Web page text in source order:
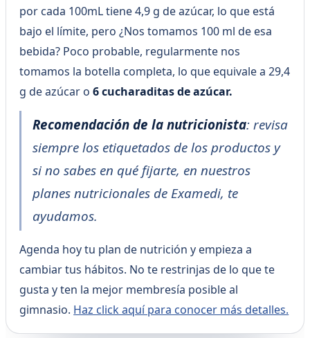
por cada 100mL tiene 4,9 g de azúcar, lo que está
bajo el límite, pero ¿Nos tomamos 100 ml de esa
bebida? Poco probable, regularmente nos
tomamos la botella completa, lo que equivale a 29,4
g de azúcar o6 cucharaditas de azúcar.
Recomendación de la nutricionista: revisa
siempre los etiquetados de los productos y
si no sabes en qué fijarte, en nuestros
planes nutricionales de Examedi, te
ayudamos.
Agenda hoy tu plan de nutrición y empieza a
cambiar tus hábitos. No te restrinjas de lo que te
gusta y ten la mejor membresía posible al
gimnasio. Haz click aquí para conocer más detalles.